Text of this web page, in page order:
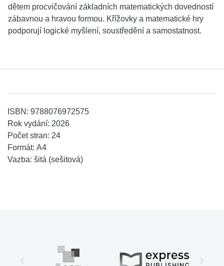
dětem procvičování základních matematických dovedností
zábavnou a hravou formou. Křížovky a matematické hry
podporují logické myšlení, soustředění a samostatnost.
ISBN: 9788076972575
Rok vydání: 2026
Počet stran: 24
Formát: A4
Vazba: šitá (sešitová)